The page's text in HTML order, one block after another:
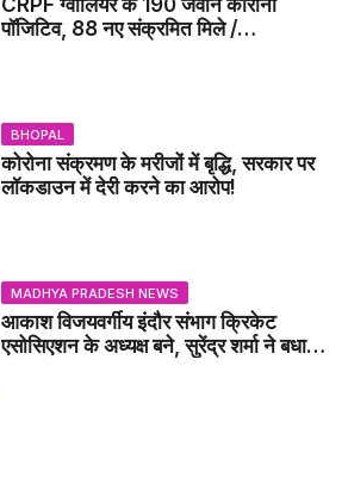
CRPF ग्वालियर के 190 जवान कोराना
पॉजिटिव, 88 नए संक्रमित मिले /
BHOPAL
कोरोना संक्रमण के मरीजों में बृद्धि, सरकार पर
लॉकडाउन में देरी करने का आरोप!
MADHYA PRADESH NEWS
आकाश विजयवर्गीय इंदौर संभाग क्रिकेट
एसोसिएशन के अध्यक्ष बने, सुरेंद्र शर्मा ने बधाई